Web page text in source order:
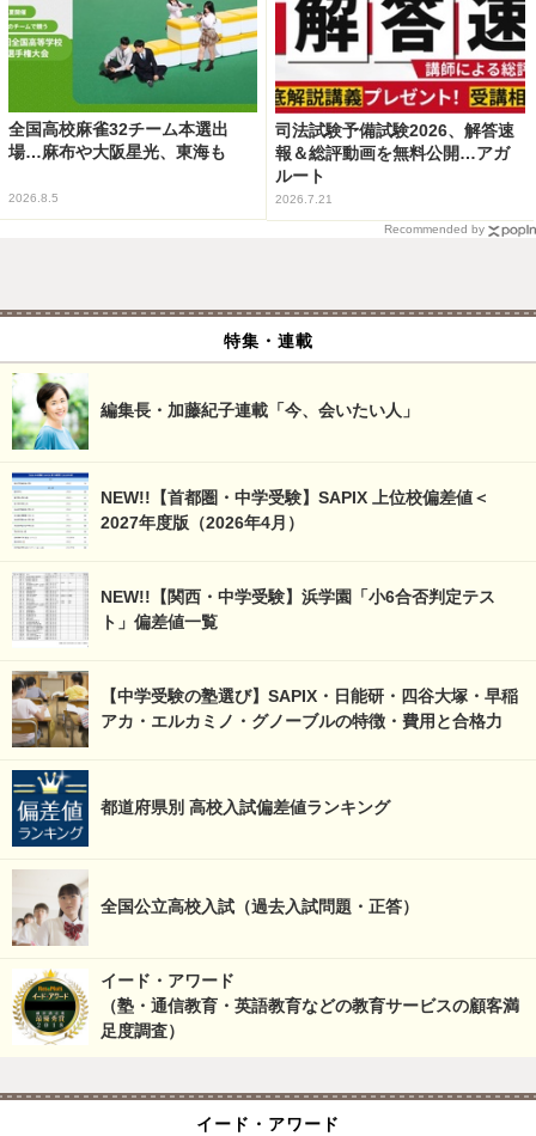
全国高校麻雀32チーム本選出
場…麻布や大阪星光、東海も
2026.8.5
司法試験予備試験2026、解答速
報＆総評動画を無料公開…アガ
ルート
2026.7.21
Recommended by
特集・連載
編集長・加藤紀子連載「今、会いたい人」
NEW!!【首都圏・中学受験】SAPIX 上位校偏差値＜
2027年度版（2026年4月）
NEW!!【関西・中学受験】浜学園「小6合否判定テス
ト」偏差値一覧
【中学受験の塾選び】SAPIX・日能研・四谷大塚・早稲
アカ・エルカミノ・グノーブルの特徴・費用と合格力
都道府県別 高校入試偏差値ランキング
全国公立高校入試（過去入試問題・正答）
イード・アワード
（塾・通信教育・英語教育などの教育サービスの顧客満
足度調査）
イード・アワード